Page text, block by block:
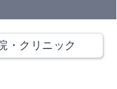
・クリニック